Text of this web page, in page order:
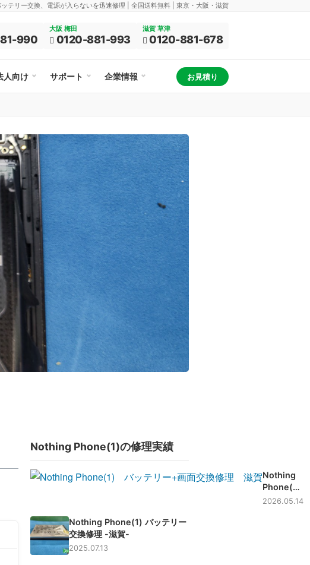
テリー交換、電源が入らないを迅速修理 | 全国送料無料 | 東京・大阪・滋賀
990
大阪 梅田
0120-881-993
滋賀 草津
0120-881-678
人向け サポート 企業情報 お見積り
Nothing Phone(1)の修理実績
Nothing
Phone(1)
バッテリ
2026.05.14
Nothing Phone(1) バッテリー
交換修理 -滋賀-
2025.07.13